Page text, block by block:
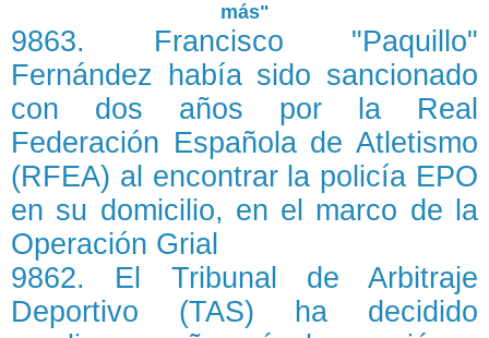
más"
9863. Francisco "Paquillo"
Fernández había sido sancionado
con dos años por la Real
Federación Española de Atletismo
(RFEA) al encontrar la policía EPO
en su domicilio, en el marco de la
Operación Grial
9862. El Tribunal de Arbitraje
Deportivo (TAS) ha decidido